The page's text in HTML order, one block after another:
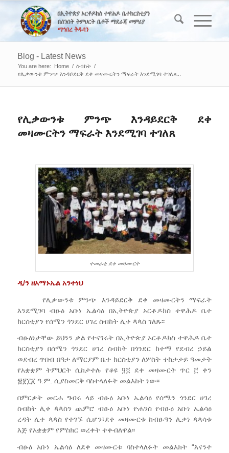
Blog - Latest News
You are here: Home / ስብከት /
የሊቃውንቱ ምንጭ እንዳይደርቅ ደቀ መዛሙርትን ማፍራት እንደሚገባ ተገለጸ...
የሊቃውንቱ ምንጭ እንዳይደርቅ ደቀ
መዛሙርትን ማፍራት እንደሚገባ ተገለጸ
ተመራቂ ደቀ መዛሙርት
ዲ/ን ዘአማኑኤል አንተነህ
የሊቃውንቱ ምንጭ እንዳይደርቅ ደቀ መዛሙርትን ማፍራት
እንደሚገባ ብፁዕ አቡነ ኤልሳዕ በኢትዮጵያ ኦርቶዶክስ ተዋሕዶ ቤተ
ክርሰቲያን የሰሜን ጎንደር ሀገረ ስብከት ሊቀ ጳጳስ ገለጹ፡፡
ብፁዕነታቸው ይህንን ቃል የተናገሩት በኢትዮጵያ ኦርቶዶክስ ተዋሕዶ ቤተ
ክርስቲያን በሰሜን ጎንደር ሀገረ ስብከት በጎንደር ከተማ የደብረ ኃይል
ወደብረ ጥበብ በዓታ ለማርያም ቤተ ክርስቲያን ለሦስት ተከታታይ ዓመታት
የአቋቋም ትምህርት ሲከታተሉ የቆዩ ፶፬ ደቀ መዛሙርት ጥር ፫ ቀን
፳፻፲፩ ዓ.ም. ሲያስመርቅ ባስተላለፉት መልእከት ነው፡፡
በምርቃት መርሐ ግብሩ ላይ ብፁዕ አቡነ ኤልሳዕ የሰሜን ጎንደር ሀገረ
ስብከት ሊቀ ጳጳስን ጨምሮ ብፁዕ አቡነ ዮሐንስ የብፁዕ አቡነ ኤልሳዕ
ረዳት ሊቀ ጳጳስ የተገኙ ሲሆን፣ደቀ መዛሙርቱ ከብፁዓን ሊቃነ ጳጳሳቱ
እጅ የአቋቋም የምስክር ወረቀት ተቀብለዋል፡፡
ብፁዕ አቡነ ኤልሳዕ ለደቀ መዛሙርቱ ባስተላለፉት መልእክት “እናንተ